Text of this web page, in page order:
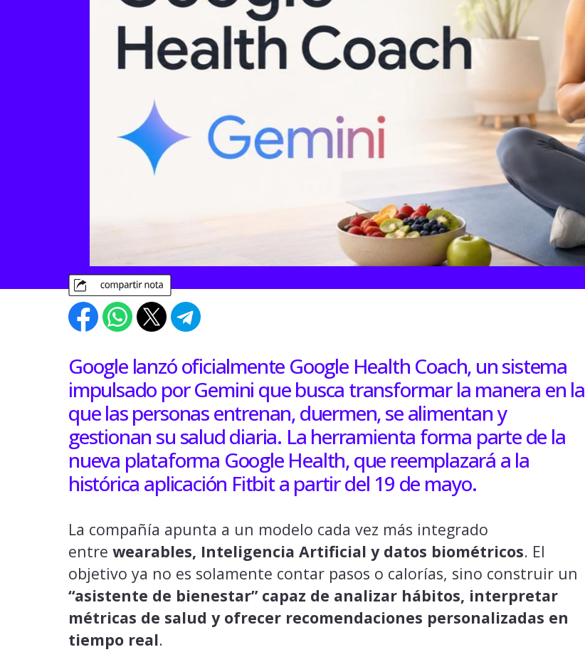
Google lanzó oficialmente Google Health Coach, un sistema
impulsado por Gemini que busca transformar la manera en la
que las personas entrenan, duermen, se alimentan y
gestionan su salud diaria. La herramienta forma parte de la
nueva plataforma Google Health, que reemplazará a la
histórica aplicación Fitbit a partir del 19 de mayo.
La compañía apunta a un modelo cada vez más integrado
entre wearables, Inteligencia Artificial y datos biométricos. El
objetivo ya no es solamente contar pasos o calorías, sino construir un
“asistente de bienestar” capaz de analizar hábitos, interpretar
métricas de salud y ofrecer recomendaciones personalizadas en
tiempo real.